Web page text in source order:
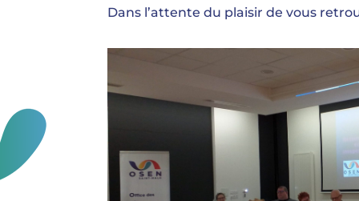
Dans l’attente du plaisir de vous